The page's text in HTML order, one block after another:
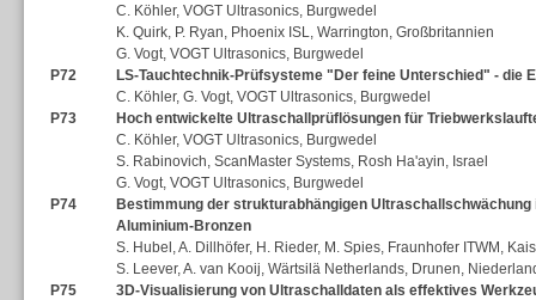
C. Köhler, VOGT Ultrasonics, Burgwedel
K. Quirk, P. Ryan, Phoenix ISL, Warrington, Großbritannien
G. Vogt, VOGT Ultrasonics, Burgwedel
P72
LS-Tauchtechnik-Prüfsysteme "Der feine Unterschied" - die
C. Köhler, G. Vogt, VOGT Ultrasonics, Burgwedel
P73
Hoch entwickelte Ultraschallprüflösungen für
C. Köhler, VOGT Ultrasonics, Burgwedel
S. Rabinovich, ScanMaster Systems, Rosh Ha'ayin, Israel
G. Vogt, VOGT Ultrasonics, Burgwedel
P74
Bestimmung der strukturabhängigen
Aluminium-Bronzen
S. Hubel, A. Dillhöfer, H. Rieder, M. Spies, Fraunhofer ITWM,
S. Leever, A. van Kooij, Wärtsilä Netherlands, Drunen,
P75
3D-Visualisierung von Ultraschalldaten als effektives